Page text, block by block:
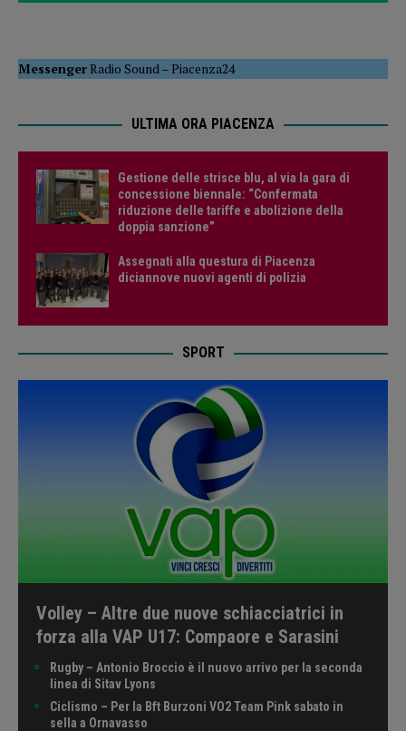
MessengerRadio Sound–Piacenza24
ULTIMA ORA PIACENZA
Gestione delle strisce blu, al via la gara di
concessione biennale: “Confermata
riduzione delle tariffe e abolizione della
doppia sanzione”
Assegnati alla questura di Piacenza
diciannove nuovi agenti di polizia
SPORT
Volley – Altre due nuove schiacciatrici in
forza alla VAP U17: Compaore e Sarasini
Rugby – Antonio Broccio è il nuovo arrivo per la seconda
linea di Sitav Lyons
Ciclismo – Per la Bft Burzoni VO2 Team Pink sabato in
sella a Ornavasso